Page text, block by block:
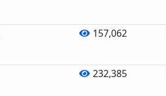
157,062
232,385